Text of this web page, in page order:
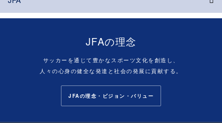
JFAの理念
サッカーを通じて豊かなスポーツ文化を創造し、
人々の心身の健全な発達と社会の発展に貢献する。
JFAの理念・ビジョン・バリュー